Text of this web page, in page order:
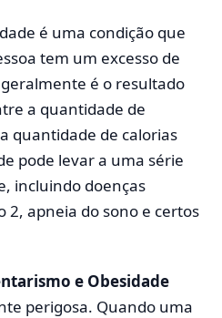
é uma condição que
tem um excesso de
é o resultado
a quantidade de
quantidade de calorias
pode levar a uma série
incluindo doenças
2, apneia do sono e certos
e Obesidade
perigosa. Quando uma